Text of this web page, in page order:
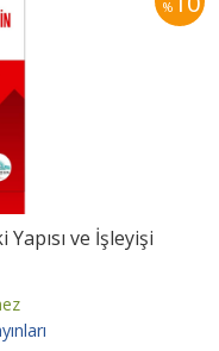
%
ve İşleyişi